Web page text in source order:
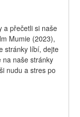
a přečetli si naše
Mumie (2023),
stránky líbí, dejte
na naše stránky
nudu a stres po